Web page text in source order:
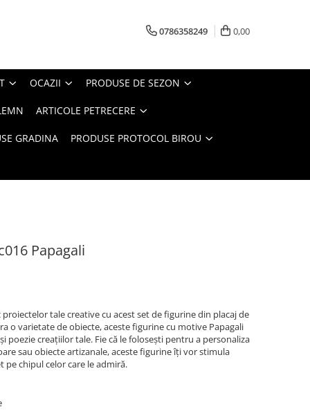
0786358249 0,00
OCAZII PRODUSE DE SEZON
ARTICOLE PETRECERE
GRADINA PRODUSE PROTOCOL BIROU
Papagali
tale creative cu acest set de figurine din placaj de
o varietate de obiecte, aceste figurine cu motive Papagali
poezie creațiilor tale. Fie că le folosești pentru a personaliza
sau obiecte artizanale, aceste figurine îți vor stimula
pe chipul celor care le admiră.